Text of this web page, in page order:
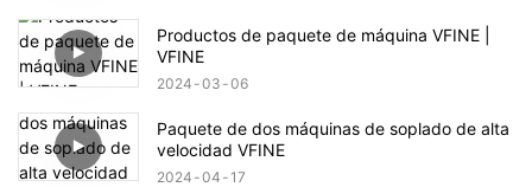
Productos de paquete de máquina VFINE |
VFINE
2024 03 06
Paquete de dos máquinas de soplado de alta
velocidad VFINE
2024 04 17